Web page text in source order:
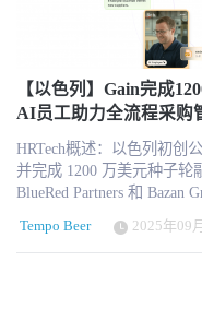
【以色列】Gain完成
AI员工助力全流程采购
HRTech概述：以色列初创
并完成 1200 万美元种子轮
BlueRed Partners 和 Bazan
采购中的重复性交易，还
执行与异常管理，全流程
传统 SaaS 收费方式，显
Tempo Beer 2025年09